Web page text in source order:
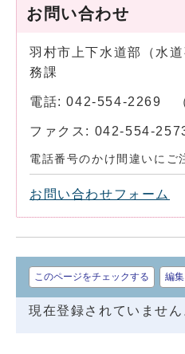
お問い合わせ
羽村市上下水道部（水
務課
電話: 042-554-2269 （
ファクス: 042-554-
電話番号のかけ間違いにご
お問い合わせフォーム
このページをチェックする 編集
現在登録されていません